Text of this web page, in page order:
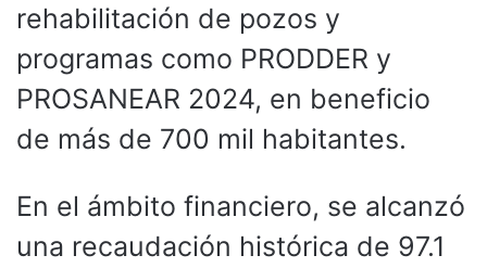
rehabilitación de pozos y
programas como PRODDER y
PROSANEAR 2024, en beneficio
de más de 700 mil habitantes.
En el ámbito financiero, se alcanzó
una recaudación histórica de 97.1